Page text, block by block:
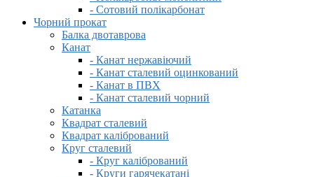
- Сотовий полікарбонат
Чорний прокат
Балка двотаврова
Канат
- Канат нержавіючий
- Канат сталевий оцинкований
- Канат в ПВХ
- Канат сталевий чорний
Катанка
Квадрат сталевий
Квадрат калібрований
Круг сталевий
- Круг калібрований
- Круги гарячекатані